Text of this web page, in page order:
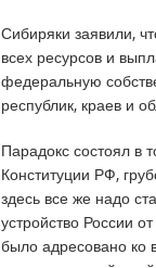
Сибиряки заявили,
всех ресурсов и
федеральную
республик, краев и
Парадокс состоял в
Конституции РФ,
здесь все же надо
устройство России
было адресовано ко